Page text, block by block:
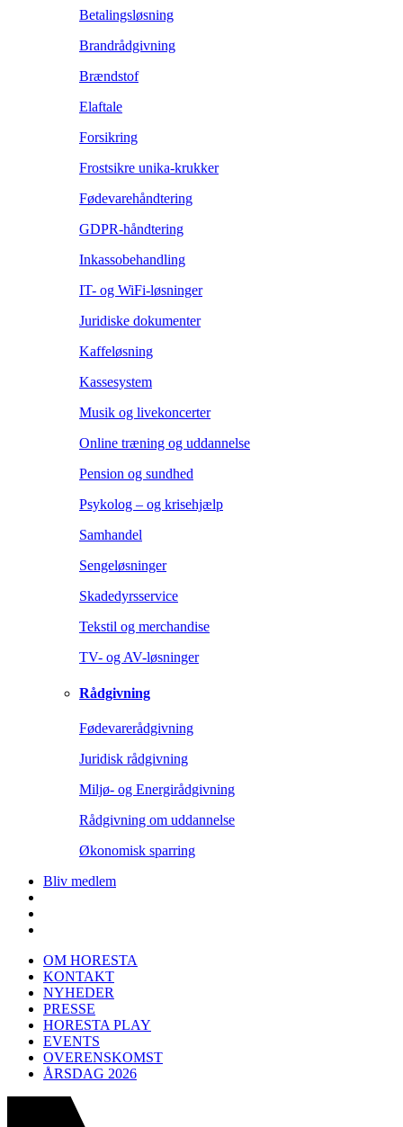
Betalingsløsning
Brandrådgivning
Brændstof
Elaftale
Forsikring
Frostsikre unika-krukker
Fødevarehåndtering
GDPR-håndtering
Inkassobehandling
IT- og WiFi-løsninger
Juridiske dokumenter
Kaffeløsning
Kassesystem
Musik og livekoncerter
Online træning og uddannelse
Pension og sundhed
Psykolog – og krisehjælp
Samhandel
Sengeløsninger
Skadedyrsservice
Tekstil og merchandise
TV- og AV-løsninger
Rådgivning
Fødevarerådgivning
Juridisk rådgivning
Miljø- og Energirådgivning
Rådgivning om uddannelse
Økonomisk sparring
Bliv medlem
OM HORESTA
KONTAKT
NYHEDER
PRESSE
HORESTA PLAY
EVENTS
OVERENSKOMST
ÅRSDAG 2026